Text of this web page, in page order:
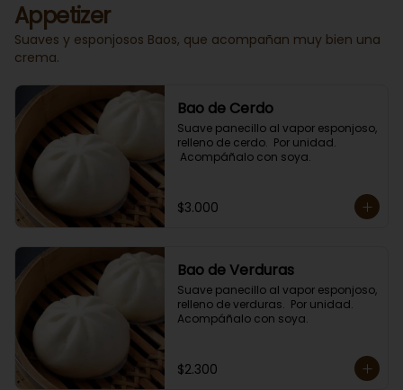
Appetizer
Suaves y esponjosos Baos, que acompañan muy bien una
crema.
Bao de Cerdo
Suave panecillo al vapor esponjoso,
relleno de cerdo.  Por unidad.
Acompáñalo con soya.
$3.000
Bao de Verduras
Suave panecillo al vapor esponjoso,
relleno de verduras.  Por unidad.
Acompáñalo con soya.
$2.300